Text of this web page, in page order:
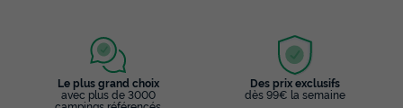
Le plus grand choix
avec plus de 3000
Des prix exclusifs
dès 99€ la semaine